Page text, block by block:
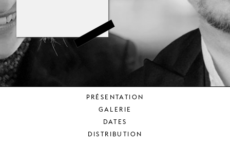
JEUNE
PUBLIC
SOUTENIR
PRÉSENTATION
GALERIE
DATES
DISTRIBUTION